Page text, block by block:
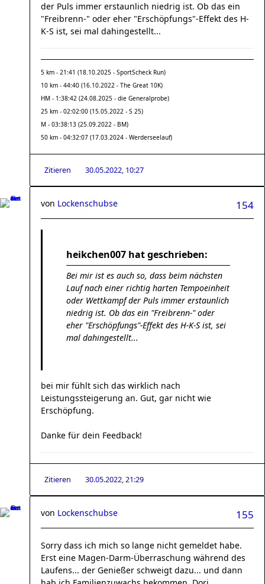
der Puls immer erstaunlich niedrig ist. Ob das ein
"Freibrenn-" oder eher "Erschöpfungs"-Effekt des H-
K-S ist, sei mal dahingestellt...
5 km - 21:41 (18.10.2025 - SportScheck Run)
10 km - 44:40 (16.10.2022 - The Great 10K)
HM - 1:38:42 (24.08.2025 - die Generalprobe)
25 km - 02:02:00 (15.05.2022 - S 25)
M - 03:38:13 (25.09.2022 - BM)
50 km - 04:32:07 (17.03.2024 - Werderseelauf)
Zitieren 30.05.2022, 10:27
154
von Lockenschubse
heikchen007 hat geschrieben:
Bei mir ist es auch so, dass beim nächsten
Lauf nach einer richtig harten Tempoeinheit
oder Wettkampf der Puls immer erstaunlich
niedrig ist. Ob das ein "Freibrenn-" oder
eher "Erschöpfungs"-Effekt des H-K-S ist, sei
mal dahingestellt...
bei mir fühlt sich das wirklich nach
Leistungssteigerung an. Gut, gar nicht wie
Erschöpfung.
Danke für dein Feedback!
Zitieren 30.05.2022, 21:29
155
von Lockenschubse
Sorry dass ich mich so lange nicht gemeldet habe.
Erst eine Magen-Darm-Überraschung während des
Laufens... der Genießer schweigt dazu... und dann